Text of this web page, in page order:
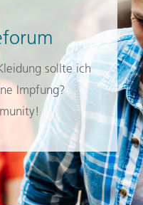
sollte ich
Impfung?